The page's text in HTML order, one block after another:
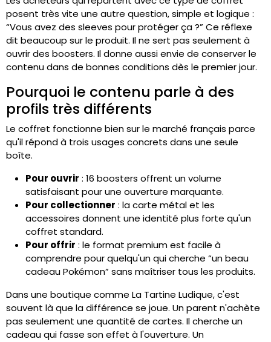
posent très vite une autre question, simple et logique :
“Vous avez des sleeves pour protéger ça ?” Ce réflexe
dit beaucoup sur le produit. Il ne sert pas seulement à
ouvrir des boosters. Il donne aussi envie de conserver le
contenu dans de bonnes conditions dès le premier jour.
Pourquoi le contenu parle à des
profils très différents
Le coffret fonctionne bien sur le marché français parce
qu'il répond à trois usages concrets dans une seule
boîte.
Pour ouvrir : 16 boosters offrent un volume
satisfaisant pour une ouverture marquante.
Pour collectionner : la carte métal et les
accessoires donnent une identité plus forte qu'un
coffret standard.
Pour offrir : le format premium est facile à
comprendre pour quelqu'un qui cherche “un beau
cadeau Pokémon” sans maîtriser tous les produits.
Dans une boutique comme La Tartine Ludique, c'est
souvent là que la différence se joue. Un parent n'achète
pas seulement une quantité de cartes. Il cherche un
cadeau qui fasse son effet à l'ouverture. Un